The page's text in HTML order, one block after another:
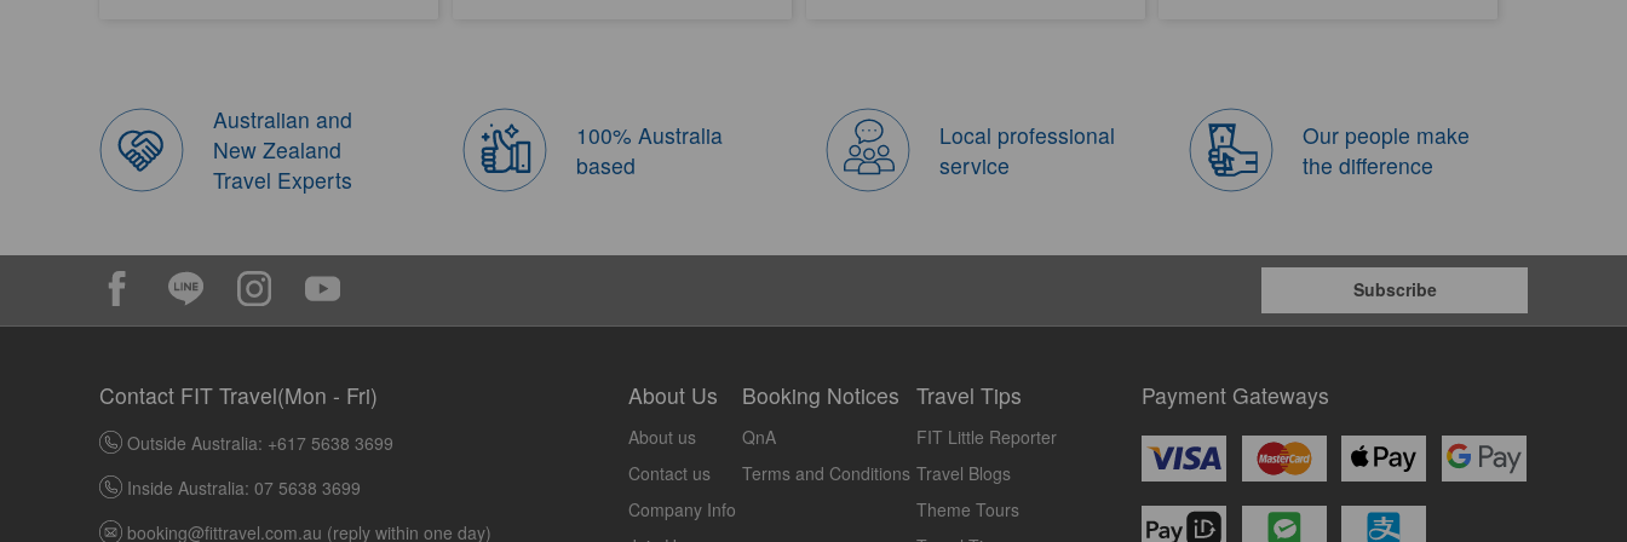
Australian and
New Zealand
Travel Experts
100% Australia
based
Local professional
service
Our people make
the difference
Subscribe
Contact FIT Travel(Mon - Fri)
Outside Australia: +617 5638 3699
Inside Australia: 07 5638 3699
booking@fittravel.com.au (reply within one day)
About Us
About us
Contact us
Company Info
Booking Notices
QnA
Terms and Conditions
Travel Tips
FIT Little Reporter
Travel Blogs
Theme Tours
Payment Gateways